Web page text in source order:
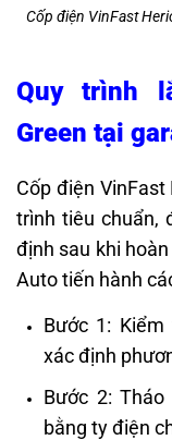
Cốp điện VinFast
Quy trình
Green tại
Cốp điện
trình tiêu chuẩn,
định sau khi
Auto tiến hành
Bước 1:
xác định
Bước 2:
bằng ty điện